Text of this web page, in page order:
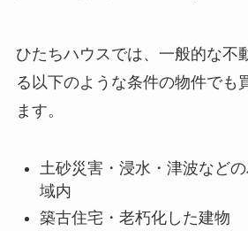
ひたちハウスでは、一般的な不
る以下のような条件の物件でも
ます。
土砂災害・浸水・津波など
域内
築古住宅・老朽化した建物